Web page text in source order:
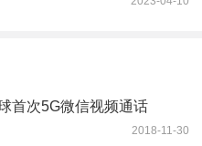
首次5G微信视频通话
2018-11-30